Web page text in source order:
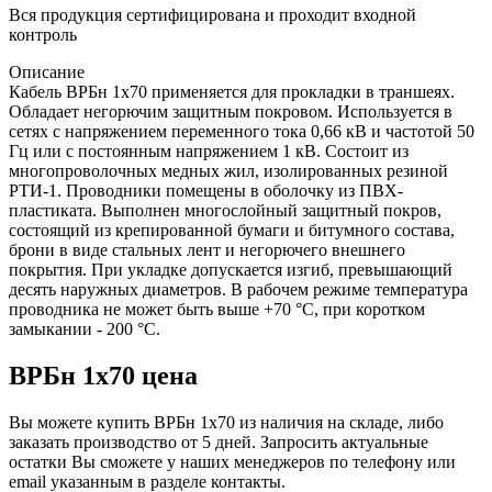
Вся продукция сертифицирована и проходит входной
контроль
Описание
Кабель ВРБн 1х70 применяется для прокладки в траншеях.
Обладает негорючим защитным покровом. Используется в
сетях с напряжением переменного тока 0,66 кВ и частотой 50
Гц или с постоянным напряжением 1 кВ. Состоит из
многопроволочных медных жил, изолированных резиной
РТИ-1. Проводники помещены в оболочку из ПВХ-
пластиката. Выполнен многослойный защитный покров,
состоящий из крепированной бумаги и битумного состава,
брони в виде стальных лент и негорючего внешнего
покрытия. При укладке допускается изгиб, превышающий
десять наружных диаметров. В рабочем режиме температура
проводника не может быть выше +70 °C, при коротком
замыкании - 200 °C.
ВРБн 1х70 цена
Вы можете купить ВРБн 1х70 из наличия на складе, либо
заказать производство от 5 дней. Запросить актуальные
остатки Вы сможете у наших менеджеров по телефону или
email указанным в разделе контакты.